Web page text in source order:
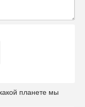
планете мы